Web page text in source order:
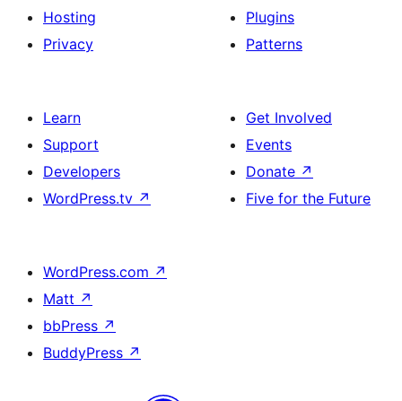
Hosting
Privacy
Plugins
Patterns
Learn
Support
Developers
WordPress.tv ↗
Get Involved
Events
Donate ↗
Five for the Future
WordPress.com ↗
Matt ↗
bbPress ↗
BuddyPress ↗